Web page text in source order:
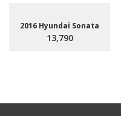
2016 Hyundai Sonata
13,790